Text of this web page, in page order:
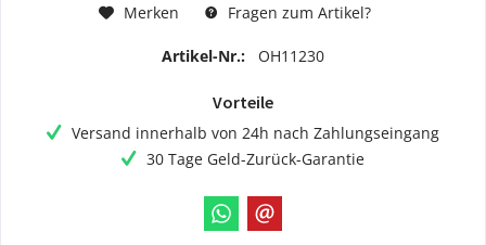
Merken Fragen zum Artikel?
Artikel-Nr.: OH11230
Vorteile
Versand innerhalb von 24h nach Zahlungseingang
30 Tage Geld-Zurück-Garantie